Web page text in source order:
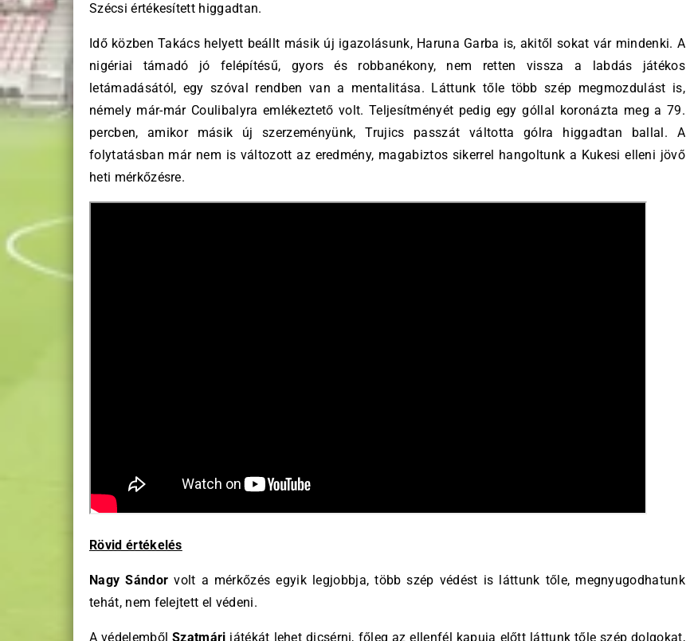
Szécsi értékesített higgadtan.
Idő közben Takács helyett beállt másik új igazolásunk, Haruna Garba is, akitől sokat vár mindenki. A
nigériai támadó jó felépítésű, gyors és robbanékony, nem retten vissza a labdás játékos
letámadásától, egy szóval rendben van a mentalitása. Láttunk tőle több szép megmozdulást is,
némely már-már Coulibalyra emlékeztető volt. Teljesítményét pedig egy góllal koronázta meg a 79.
percben, amikor másik új szerzeményünk, Trujics passzát váltotta gólra higgadtan ballal. A
folytatásban már nem is változott az eredmény, magabiztos sikerrel hangoltunk a Kukesi elleni jövő
heti mérkőzésre.
Rövid értékelés
Nagy Sándor volt a mérkőzés egyik legjobbja, több szép védést is láttunk tőle, megnyugodhatunk
tehát, nem felejtett el védeni.
A védelembőlSzatmári játékát lehet dicsérni, főleg az ellenfél kapuja előtt láttunk tőle szép dolgokat,